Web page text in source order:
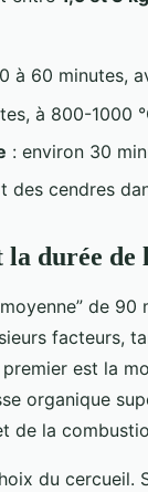
à 60 minutes,
à 800-1000
: environ 30
des cendres
la durée
moyenne” de
facteurs,
premier est la
organique
de la
du cercueil.